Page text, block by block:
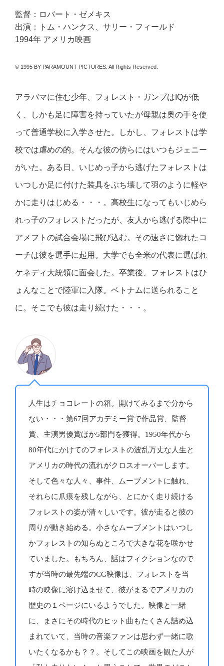
監督：ロバート・ゼメキス
出演：トム・ハンクス、サリー・フィールド
1994年 アメリカ映画
© 1995 BY PARAMOUNT PICTURES. All Rights Reserved.
アラバマに住む少年、フォレスト・ガンプはIQが低
く、しかも足に障害を持っていたが母親は奥の手を使
って普通学校に入学させた。しかし、フォレストは学
校では虐めの的。そんな彼の傍らにはいつもジェニー
がいた。ある日、いじめっ子から逃げたフォレストは
いつしか足に付けた装具をぶち壊して羽のように軽や
かに走りはじめる・・・。高校生になってもいじめら
れっ子のフォレストだったが、友人から逃げる際中に
アメフトの試合会場に飛び込む。その速さに惚れたコ
ーチは彼を選手に起用。大学でも全米の代表に選ばれ
ケネディ大統領に面会した。卒業後、フォレストはひ
ょんなことで陸軍に入隊。ベトナムに送られること
に。そこでも彼は走り続けた・・・。
人生はチョコレートの箱。開けてみるまで分から
ない・・・第67回アカデミー賞で作品賞、監督
賞、主演男優賞ほか5部門を獲得。1950年代から
80年代にかけてのフォレストの波乱万丈な人生と
アメリカの時代の流れがクロスオーバーします。
そして色々な人々、事件、ムーブメントに触れ、
それらに爪痕を残しながら、とにかく走り続ける
フォレストの姿が清々しいです。彼が走ると彼の
周りが動き始める。小さなムーブメントはいつし
かフォレストの知らぬところで大きな花を咲かせ
ていました。もちろん、話はフィクションなので
すが当時の最先端のCG映像は、フォレストを当
時の映像に溶け込ませて、彼がまるでアメリカの
歴史の１ページにいるようでした。映像と一緒
に、まさにその時代のヒット曲もたくさん詰め込
まれていて、当時の音楽ファンは思わず一緒に歌
いたくなるかも？？。そしてこの映画を観た人が